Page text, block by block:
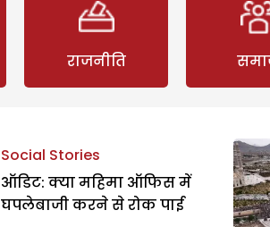
राजनीति
Social Stories
ऑडिट: क्या महिमा ऑफिस में
घपलेबाजी करने से रोक पाई